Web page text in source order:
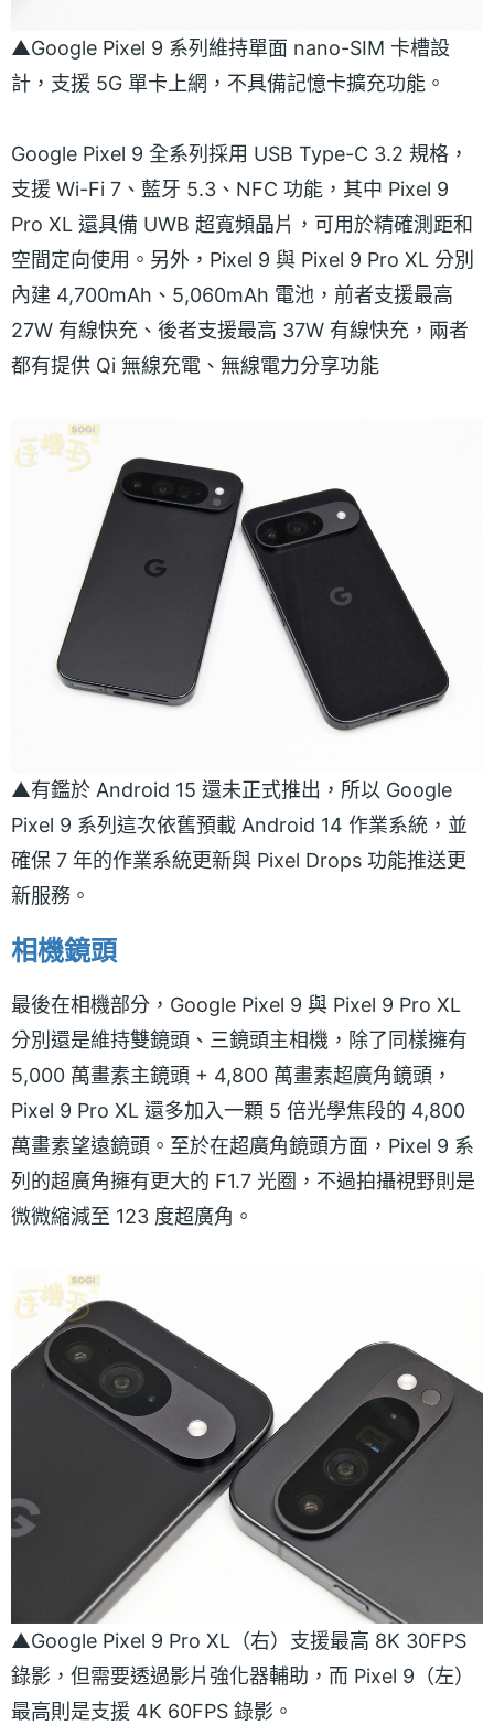
▲Google Pixel 9 系列維持單面 nano-SIM 卡槽設
計，支援 5G 單卡上網，不具備記憶卡擴充功能。
Google Pixel 9 全系列採用 USB Type-C 3.2 規格，
支援 Wi-Fi 7、藍牙 5.3、NFC 功能，其中 Pixel 9
Pro XL 還具備 UWB 超寬頻晶片，可用於精確測距和
空間定向使用。另外，Pixel 9 與 Pixel 9 Pro XL 分別
內建 4,700mAh、5,060mAh 電池，前者支援最高
27W 有線快充、後者支援最高 37W 有線快充，兩者
都有提供 Qi 無線充電、無線電力分享功能
▲有鑑於 Android 15 還未正式推出，所以 Google
Pixel 9 系列這次依舊預載 Android 14 作業系統，並
確保 7 年的作業系統更新與 Pixel Drops 功能推送更
新服務。
相機鏡頭
最後在相機部分，Google Pixel 9 與 Pixel 9 Pro XL
分別還是維持雙鏡頭、三鏡頭主相機，除了同樣擁有
5,000 萬畫素主鏡頭 + 4,800 萬畫素超廣角鏡頭，
Pixel 9 Pro XL 還多加入一顆 5 倍光學焦段的 4,800
萬畫素望遠鏡頭。至於在超廣角鏡頭方面，Pixel 9 系
列的超廣角擁有更大的 F1.7 光圈，不過拍攝視野則是
微微縮減至 123 度超廣角。
▲Google Pixel 9 Pro XL（右）支援最高 8K 30FPS
錄影，但需要透過影片強化器輔助，而 Pixel 9（左）
最高則是支援 4K 60FPS 錄影。